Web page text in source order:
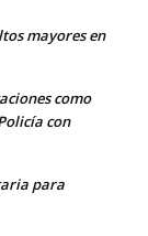
mayores en
como
con
para